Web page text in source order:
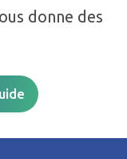
donne des